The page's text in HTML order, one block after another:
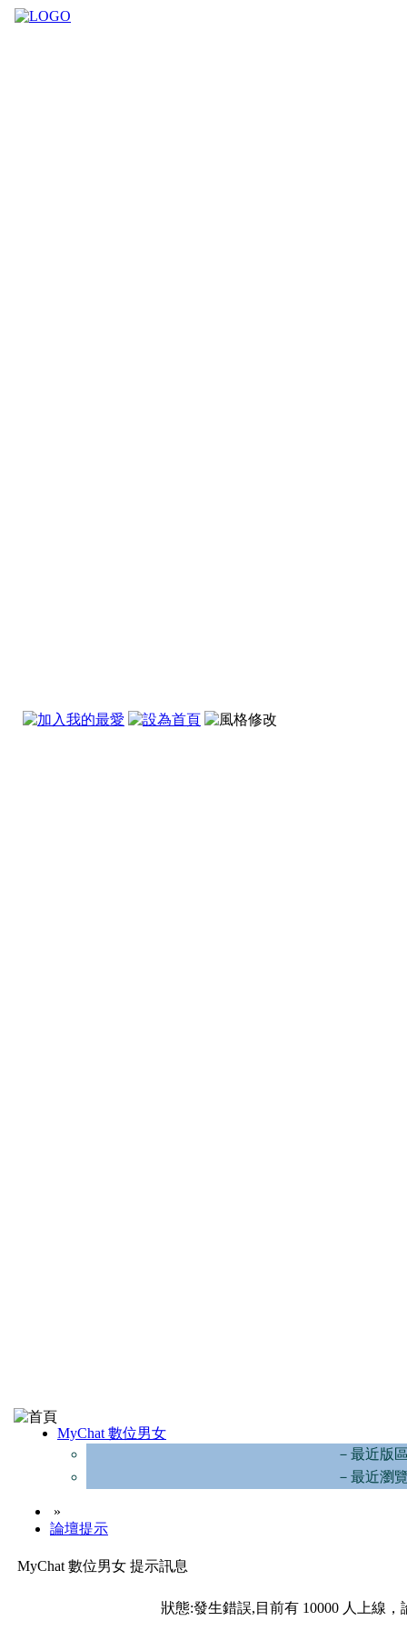
MyChat 數位男女
－最近版
－最近瀏
»
論壇提示
MyChat 數位男女 提示訊息
狀態:發生錯誤,目前有 10000 人上線